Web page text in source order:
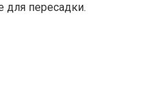
для пересадки.